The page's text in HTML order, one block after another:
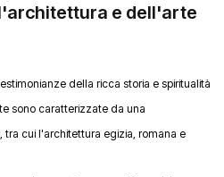
e dell'arte
della ricca storia e spiritualità
sono caratterizzate da una
tra cui l'architettura egizia, romana e